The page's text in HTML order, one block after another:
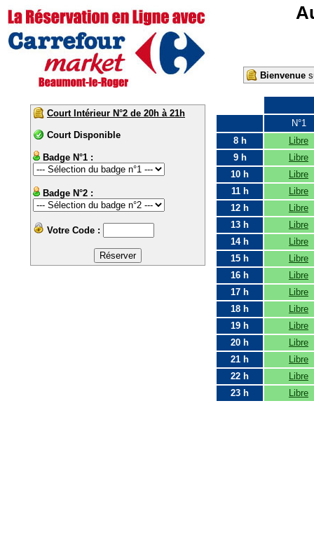
Bienvenue
Court Intérieur N°2 de 20h à 21h
Court Disponible
Badge N°1 :
Badge N°2 :
Votre Code :
N°1
8 h
Libre
9 h
Libre
10 h
Libre
11 h
Libre
12 h
Libre
13 h
Libre
14 h
Libre
15 h
Libre
16 h
Libre
17 h
Libre
18 h
Libre
19 h
Libre
20 h
Libre
21 h
Libre
22 h
Libre
23 h
Libre